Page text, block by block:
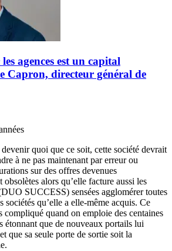
agences est un capital
Capron, directeur général de
quoi que ce soit, cette société devrait
à ne pas maintenant par erreur ou
sur des offres devenues
obsolètes alors qu’elle facture aussi les
SUCCESS) sensées agglomérer toutes
sociétés qu’elle a elle-même acquis. Ce
compliqué quand on emploie des centaines
étonnant que de nouveaux portails lui
que sa seule porte de sortie soit la